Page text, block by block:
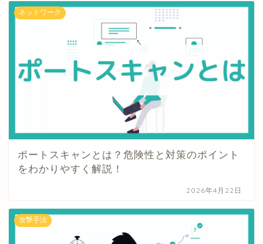
ネットワーク
ポートスキャンとは？危険性と対策のポイント
をわかりやすく解説！
2026年4月22日
攻撃手法